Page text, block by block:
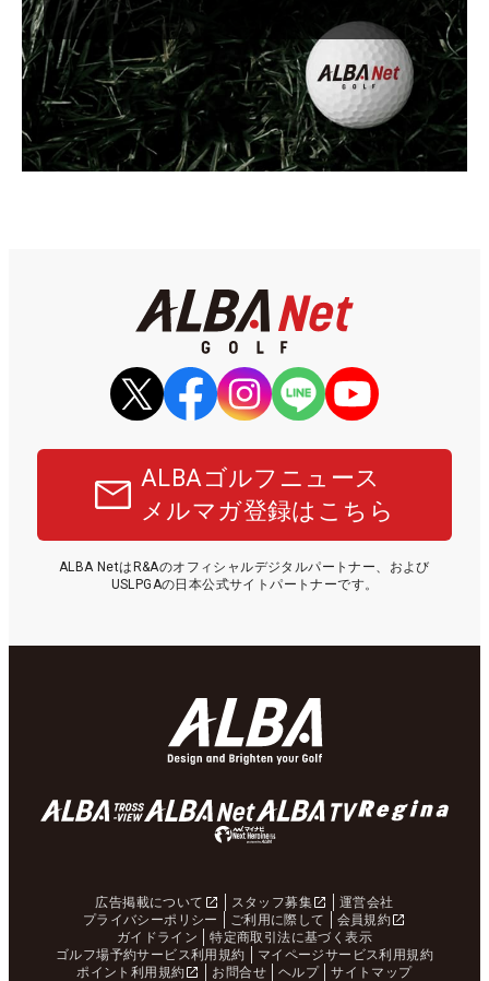
ALBAゴルフニュース
メルマガ登録はこちら
ALBA NetはR&Aのオフィシャルデジタルパートナー、および
USLPGAの日本公式サイトパートナーです。
広告掲載について スタッフ募集
運営会社
プライバシーポリシー
ご利用に際して
会員規約
ガイドライン
特定商取引法に基づく表示
ゴルフ場予約サービス利用規約
マイページサービス利用規約
ポイント利用規約
お問合せ ヘルプ サイトマップ